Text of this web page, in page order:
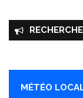
MÉTÉO